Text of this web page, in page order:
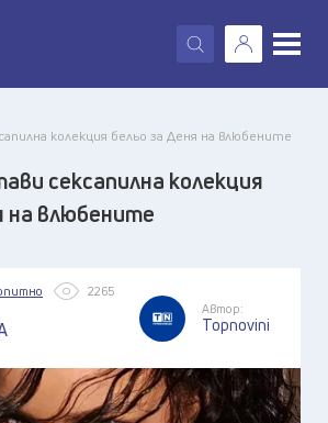
X
колекция бельо за Деня на влюбените
сексапилна колекция
на влюбените
2265
Автор:
Topnovini